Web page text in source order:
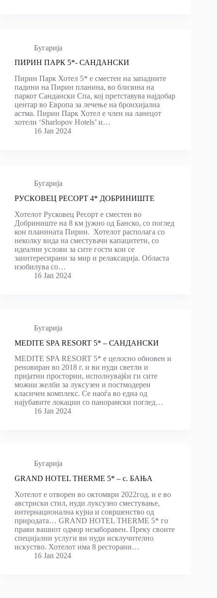
Бугарија
ПИРИН ПАРК 5*- САНДАНСКИ
Пирин Парк Хотел 5* е сместен на западните
падини на Пирин планина, во близина на
паркот Сандански Спа, кој претставува најдобар
центар во Европа за лечење на бронхијална
астма. Пирин Парк Хотел е член на ланецот
хотели ‘Sharlopov Hotels’ и…
16 Jan 2024
Бугарија
РУСКОВЕЦ РЕСОРТ 4* ДОБРИНИШТЕ
Хотелот Русковец Ресорт е сместен во
Добриниште на 8 км јужно од Банско, со поглед
кон планината Пирин. Хотелот располага со
неколку вида на сместувачи капацитети, со
идеални услови за сите гости кои се
заинтересирани за мир и релаксација. Областа
изобилува со…
16 Jan 2024
Бугарија
MEDITE SPA RESORT 5* – САНДАНСКИ
MEDITE SPA RESORT 5* е целосно обновен и
реновиран во 2018 г. и ви нуди светли и
пријатни простории, исполнувајќи ги сите
можни желби за луксузен и постмодерен
класичен комплекс. Се наоѓа во една од
најубавите локации со панорамски поглед…
16 Jan 2024
Бугарија
GRAND HOTEL THERME 5* – с. БАЊА
Хотелот е отворен во октомври 2022год. и е во
австриски стил, нуди луксузно сместување,
интернационална кујна и совршенство од
природата… GRAND HOTEL THERME 5* го
прави вашиот одмор незаборавен. Преку своите
специјални услуги ви нуди исклучително
искуство. Хотелот има 8 ресторани…
16 Jan 2024